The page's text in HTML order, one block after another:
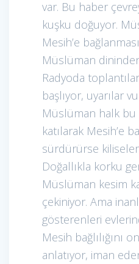
var. Bu haber
kuşku doğuyor.
Mesih’e
Müslüman
Radyoda
başlıyor, uyarılar
Müslüman halk
katılarak Mesih’e
sürdürürse kiliseler
Doğallıkla korku
Müslüman kesim
çekiniyor. Ama
gösterenleri
Mesih bağlılığını
anlatıyor, iman